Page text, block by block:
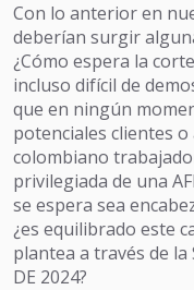
Con lo anterior en
deberían surgir
¿Cómo espera la
incluso difícil de
que en ningún
potenciales clientes
colombiano
privilegiada de una
se espera sea
¿es equilibrado este
plantea a través de la
DE 2024?